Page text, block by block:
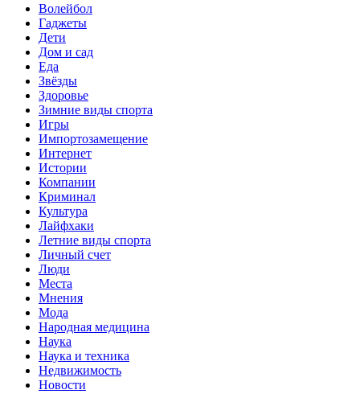
Волейбол
Гаджеты
Дети
Дом и сад
Еда
Звёзды
Здоровье
Зимние виды спорта
Игры
Импортозамещение
Интернет
Истории
Компании
Криминал
Культура
Лайфхаки
Летние виды спорта
Личный счет
Люди
Места
Мнения
Мода
Народная медицина
Наука
Наука и техника
Недвижимость
Новости